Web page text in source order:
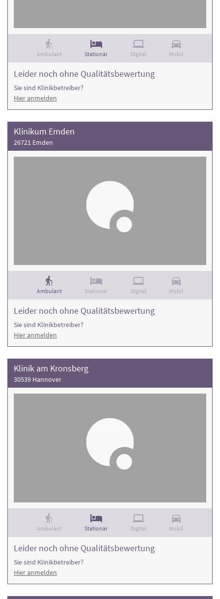
Ambulant Stationär Digital Mobil
Leider noch ohne Qualitätsbewertung
Sie sind Klinikbetreiber?
Hier anmelden
Klinikum Emden
26721 Emden
Ambulant Stationär Digital Mobil
Leider noch ohne Qualitätsbewertung
Sie sind Klinikbetreiber?
Hier anmelden
Klinik am Kronsberg
30539 Hannover
Ambulant Stationär Digital Mobil
Leider noch ohne Qualitätsbewertung
Sie sind Klinikbetreiber?
Hier anmelden